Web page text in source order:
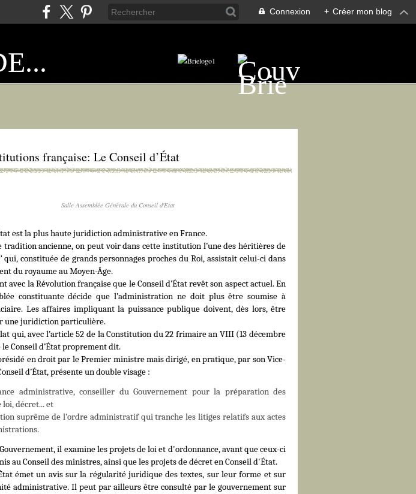
Connexion + Créer mon blog
française: Le Conseil d’État
Salle Assemblée Générale du Conseil d'Etat
est la plus haute juridiction administrative en France.
tradition ancienne, on peut voir dans cette institution l’une des héritières de
qui, constituée de grands personnages proches du Roi, assistait celui-ci dans
du royaume au Moyen-Âge.
avec la Révolution française que le Conseil d’État revêt son aspect actuel. En
constituante décide que l’administration ne doit plus être soumise à
Les affaires impliquant la puissance publique doivent, dès lors, être
une juridiction particulière.
qui, avec l’article 52 de la Constitution du 22 frimaire an VIII (13 décembre
Conseil d’État proprement dit.
en droit par le Premier ministre mais dirigé, en pratique, par son Vice-
d’État, présente un double visage :
administrative, conseiller du Gouvernement pour la préparation des
loi, décret... et
suprême de l’ordre administratifqui tranche les litiges relatifs aux actes
il examine les projets de loi et d'ordonnance, avant que ceux-ci
au Conseil des ministres, ainsi que les projets de décret en Conseil d'État.
émet un avis sur la régularité juridique des textes, sur leur forme et sur
administrative. Il peut par ailleurs être consulté par le gouvernement sur